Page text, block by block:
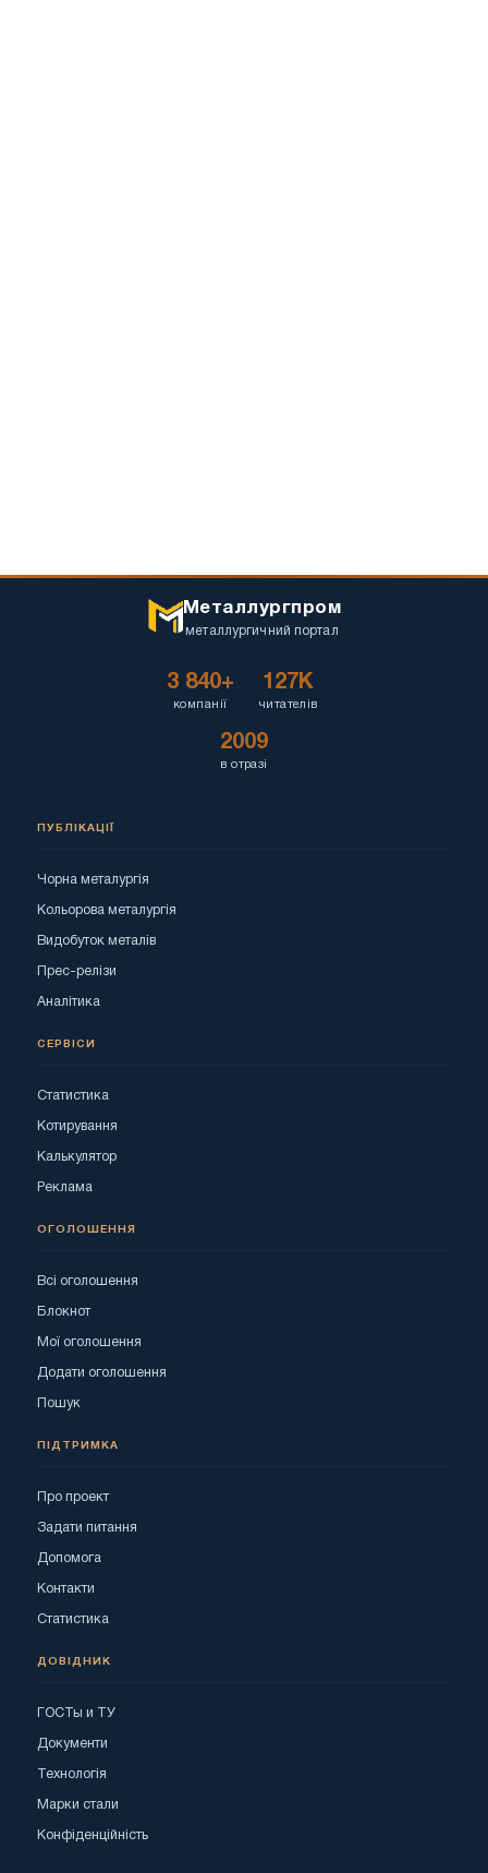
Металлургпром
металлургичний портал
3 840+
компанії
127K
читателів
2009
в отразі
ПУБЛІКАЦІЇ
Чорна металургія
Кольорова металургія
Видобуток металів
Прес-релізи
Аналітика
СЕРВІСИ
Статистика
Котирування
Калькулятор
Реклама
ОГОЛОШЕННЯ
Всі оголошення
Блокнот
Мої оголошення
Додати оголошення
Пошук
ПІДТРИМКА
Про проект
Задати питання
Допомога
Контакти
Статистика
ДОВІДНИК
ГОСТы и ТУ
Документи
Технологія
Марки стали
Конфіденційність